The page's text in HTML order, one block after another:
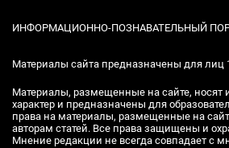
ИНФОРМАЦИОННО-ПОЗНАВАТЕЛЬНЫЙ
Материалы сайта предназначены для лиц
Материалы, размещенные на сайте,
характер и предназначены для
права на материалы, размещенные на
авторам статей. Все права защищены и
Мнение редакции не всегда совпадает с